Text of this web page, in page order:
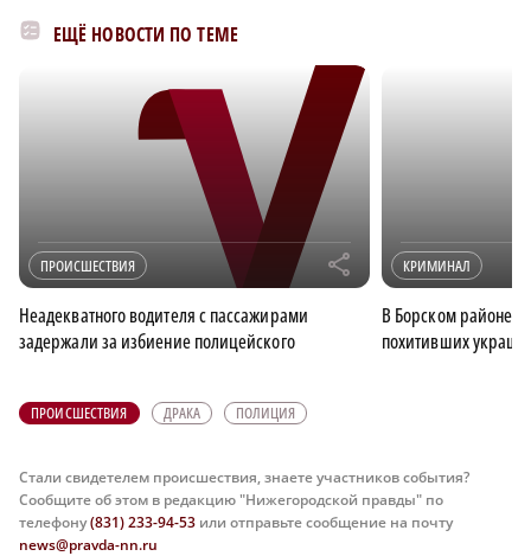
ЕЩЁ НОВОСТИ ПО ТЕМЕ
ПРОИСШЕСТВИЯ r
Неадекватного водителя с пассажирами
задержали за избиение полицейского
КРИМИНАЛ
В Борском районе
похитивших
ПРОИСШЕСТВИЯ ДРАКА ПОЛИЦИЯ
Стали свидетелем происшествия, знаете участников события?
Сообщите об этом в редакцию "Нижегородской правды" по
телефону(831) 233-94-53 или отправьте сообщение на почту
news@pravda-nn.ru